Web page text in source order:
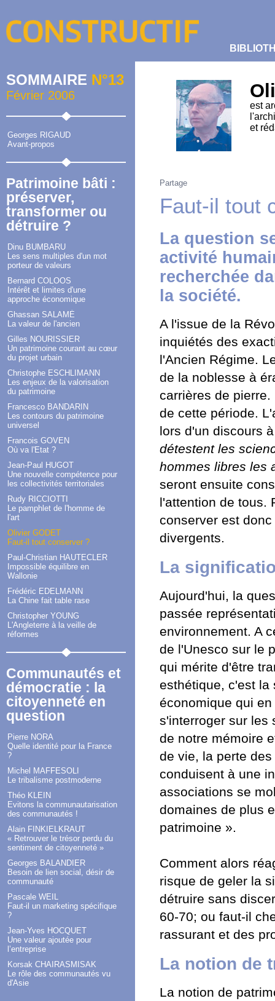
SOMMAIRE N°13
Février 2006
Georges RIGAUD
Avant-propos
Patrimoine bâti :
préserver,
transformer ou
détruire ?
Dinu BUMBARU
Les sens multiples d'un mot
porteur de valeurs
Bernard COLOOS
Intérêt et limites d'une
approche économique
Ghassan SALAMÉ
La valeur de l'ancien
Gilles NOURISSIER
Un patrimoine courant au cœur
du projet urbain
Christophe ESCHLIMANN
Les enjeux de la valorisation
du patrimoine
Francesco BANDARIN
Les contours du patrimoine
universel
Francois GOVEN
Où va l'Etat ?
Jean-Paul HUGOT
Une nouvelle compétence pour
les collectivités territoriales
Rudy RICCIOTTI
Le pamphlet de l'homme de
l'art
Olivier GODET
Faut-il tout conserver ?
Paul-Christian HAUTECLER
Impossible équilibre en
Wallonie
Frédéric EDELMANN
La Chine fait table rase
Christopher YOUNG
L'Angleterre à la veille de
réformes
Communautés et
démocratie : la
citoyenneté en
question
Pierre NORA
Quelle identité pour la France
?
Michel MAFFESOLI
Le tribalisme postmoderne
Théo KLEIN
Evitons la communautarisation
des communautés !
Alain FINKIELKRAUT
« Retrouver le trésor perdu du
sentiment de citoyenneté »
Georges BALANDIER
Besoin de lien social, désir de
communauté
Pascale WEIL
Faut-il un marketing spécifique
?
Jean-Yves HOCQUET
Une valeur ajoutée pour
l’entreprise
Korsak CHAIRASMISAK
Le rôle des communautés vu
d'Asie
est
et
Partage
Faut-il tout
La question
activité
recherchée
la société.
A l'issue de la
inquiétés des
l'Ancien Régime.
de la noblesse à
carrières de
de cette période.
lors d'un discours
détestent les
hommes libres les
seront ensuite
l'attention de tous.
conserver est
divergents.
La
Aujourd'hui, la
passée
environnement. A
de l'Unesco sur le
qui mérite d'être
esthétique, c'est la
économique qui
s'interroger sur les
de notre mémoire
de vie, la perte
conduisent à une
associations se
domaines de plus
patrimoine ».
Comment alors
risque de geler la
détruire sans
60-70; ou faut-il
rassurant et des
La notion de
La notion de